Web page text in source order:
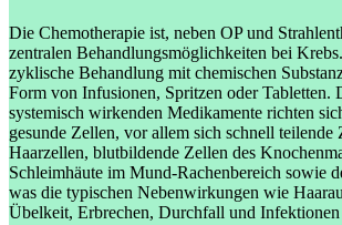
Die Chemotherapie ist, neben OP und
zentralen Behandlungsmöglichkeiten bei
zyklische Behandlung mit chemischen
Form von Infusionen, Spritzen oder Tabletten.
systemisch wirkenden Medikamente richten
gesunde Zellen, vor allem sich schnell teilende
Haarzellen, blutbildende Zellen des
Schleimhäute im Mund-Rachenbereich sowie
was die typischen Nebenwirkungen wie
Übelkeit, Erbrechen, Durchfall und